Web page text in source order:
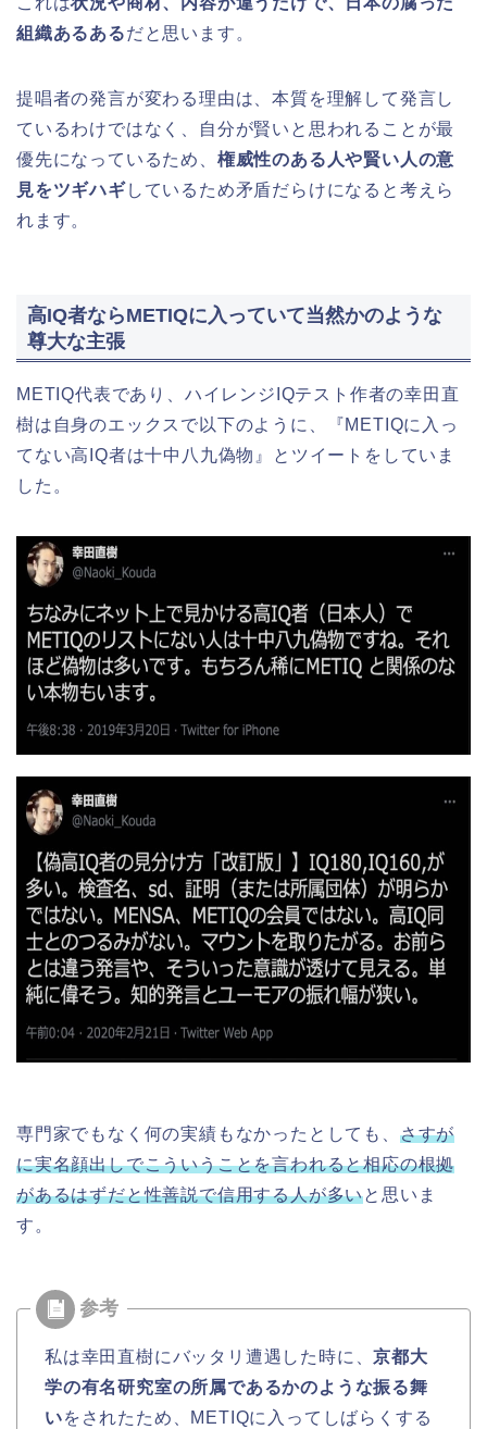
組織あるあるだと思います。
提唱者の発言が変わる理由は、本質を理解して発言し
ているわけではなく、自分が賢いと思われることが最
優先になっているため、 権威性のある人や賢い人の意
見をツギハギしているため矛盾だらけになると考えら
れます。
高IQ者ならMETIQに入っていて当然かのような
尊大な主張
METIQ代表であり、ハイレンジIQテスト作者の幸田直
樹は自身のエックスで以下のように、『METIQに入っ
てない高IQ者は十中八九偽物』とツイートをしていま
した。
専門家でもなく何の実績もなかったとしても、 さすが
に実名顔出しでこういうことを言われると相応の根拠
があるはずだと性善説で信用する人が多いと思いま
す。
私は幸田直樹にバッタリ遭遇した時に、京都大
学の有名研究室の所属であるかのような振る舞
いをされたため、METIQに入ってしばらくする